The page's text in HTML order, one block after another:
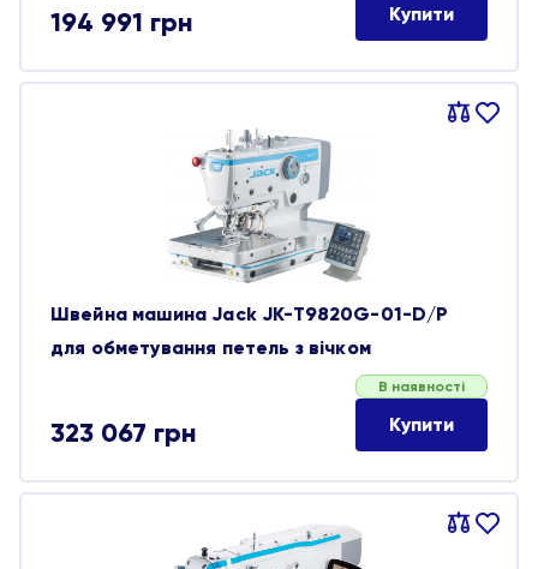
194 991 грн Купити
Порівняти
В
Швейна машина Jack JK-T9820G-01-D/P
для обметування петель з вічком
323 067 грн
В наявності
Купити
Порівняти
В